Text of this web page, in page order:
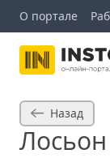
О портале
Назад